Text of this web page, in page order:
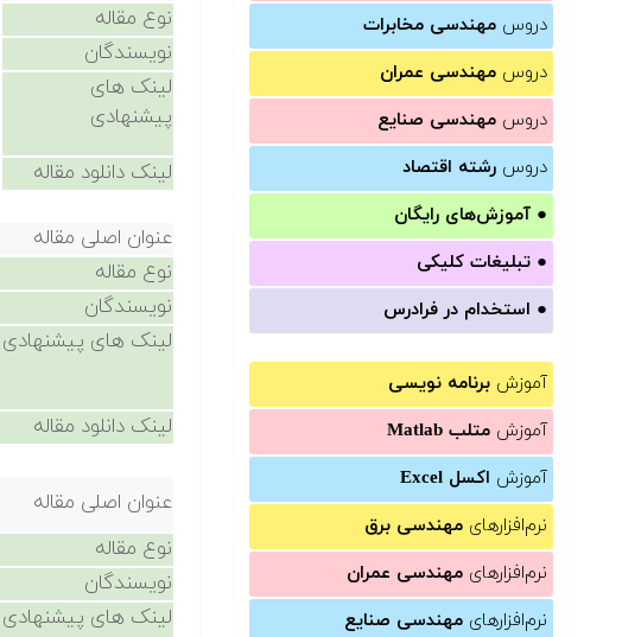
دروس مهندسی مخابرات
دروس مهندسی عمران
دروس مهندسی صنایع
دروس رشته اقتصاد
● آموزش‌های رایگان
● تبلیغات کلیکی
● استخدام در فرادرس
آموزش برنامه نویسی
آموزش متلب Matlab
آموزش اکسل Excel
نرم‌افزارهای مهندسی برق
نرم‌افزارهای مهندسی عمران
نرم‌افزارهای مهندسی صنایع
نوع مقاله
نویسندگان
لینک های
پیشنهادی
لینک دانلود مقاله
عنوان اصلی مقاله
نوع مقاله
نویسندگان
لینک های پیشنهادی
لینک دانلود مقاله
عنوان اصلی مقاله
نوع مقاله
نویسندگان
لینک های پیشنهادی